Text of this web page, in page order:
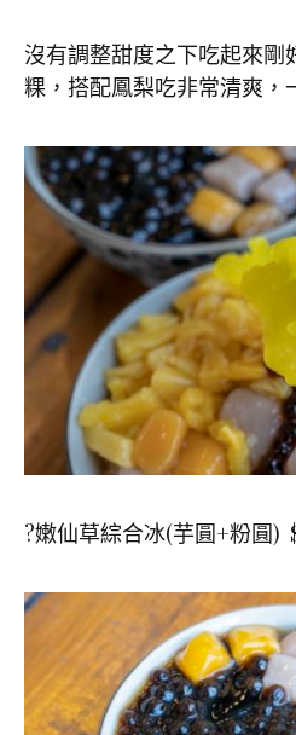
沒有調整甜度之下吃起來剛
粿，搭配鳳梨吃非常清爽，
?嫩仙草綜合冰(芋圓+粉圓)